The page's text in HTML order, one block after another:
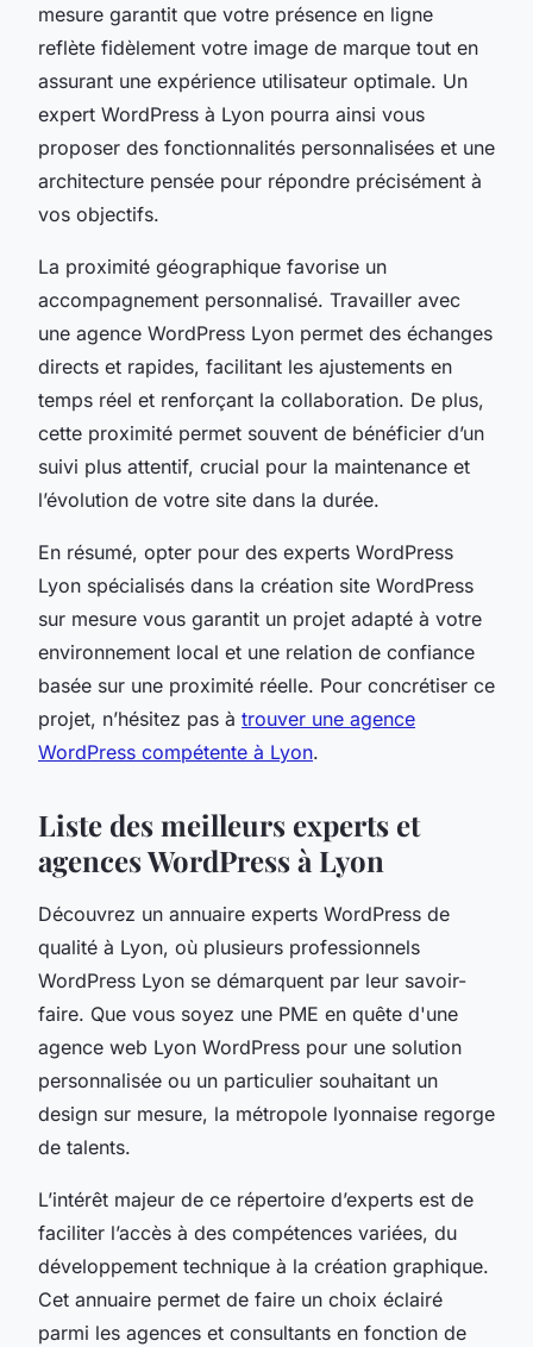
mesure garantit que votre présence en ligne
reflète fidèlement votre image de marque tout en
assurant une expérience utilisateur optimale. Un
expert WordPress à Lyon pourra ainsi vous
proposer des fonctionnalités personnalisées et une
architecture pensée pour répondre précisément à
vos objectifs.
La proximité géographique favorise un
accompagnement personnalisé. Travailler avec
une agence WordPress Lyon permet des échanges
directs et rapides, facilitant les ajustements en
temps réel et renforçant la collaboration. De plus,
cette proximité permet souvent de bénéficier d’un
suivi plus attentif, crucial pour la maintenance et
l’évolution de votre site dans la durée.
En résumé, opter pour des experts WordPress
Lyon spécialisés dans la création site WordPress
sur mesure vous garantit un projet adapté à votre
environnement local et une relation de confiance
basée sur une proximité réelle. Pour concrétiser ce
projet, n’hésitez pas à trouver une agence
WordPress compétente à Lyon.
Liste des meilleurs experts et
agences WordPress à Lyon
Découvrez un annuaire experts WordPress de
qualité à Lyon, où plusieurs professionnels
WordPress Lyon se démarquent par leur savoir-
faire. Que vous soyez une PME en quête d'une
agence web Lyon WordPress pour une solution
personnalisée ou un particulier souhaitant un
design sur mesure, la métropole lyonnaise regorge
de talents.
L’intérêt majeur de ce répertoire d’experts est de
faciliter l’accès à des compétences variées, du
développement technique à la création graphique.
Cet annuaire permet de faire un choix éclairé
parmi les agences et consultants en fonction de